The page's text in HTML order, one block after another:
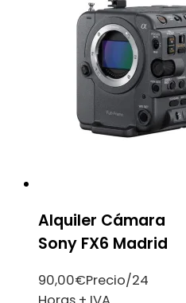
Alquiler Cámara
Sony FX6 Madrid
90,00€Precio/24